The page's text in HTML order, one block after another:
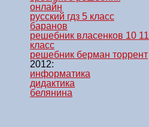
онлайн
русский гдз 5 класс
баранов
решебник власенков 10 11
класс
решебник берман торрент
2012:
информатика
дидактика
белянина